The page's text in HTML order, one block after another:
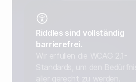
Riddles sind vollständig
barrierefrei.